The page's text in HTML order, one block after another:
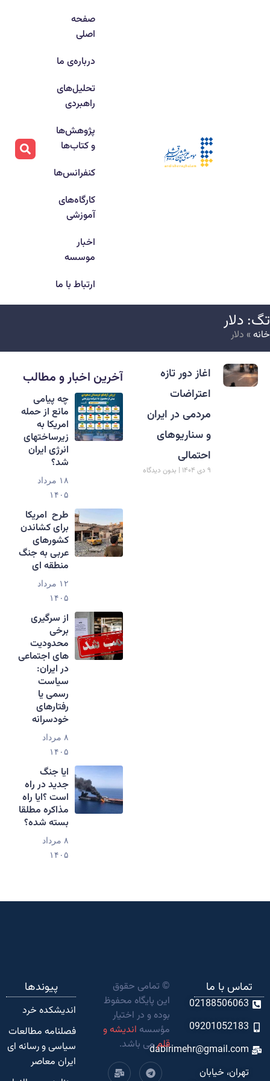
صفحه
اصلی
درباره‌ی ما
تحلیل‌های
راهبردی
پژوهش‌ها
و کتاب‌ها
کنفرانس‌ها
کارگاه‌های
آموزشی
اخبار
موسسه
ارتباط با ما
دلار
» دلار
اغاز دور تازه
اعتراضات
مردمی در ایران
و سناریوهای
احتمالی
۹ دی ۱۴۰۴ بدون دیدگاه
آخرین اخبار و مطالب
‏چه پیامی
مانع از حمله
امریکا به
زیرساختهای
انرژی ایران
شد؟
۱۸ مرداد
۱۴۰۵
طرح امریکا
برای کشاندن
کشورهای
عربی به جنگ
منطقه ای
۱۲ مرداد
۱۴۰۵
از سرگیری
برخی
محدودیت
های اجتماعی
در ایران:
سیاست
رسمی یا
رفتارهای
خودسرانه
۸ مرداد
۱۴۰۵
ایا جنگ
جدید در راه
است ؟ایا راه
مذاکره مطلقا
بسته شده؟
۸ مرداد
۱۴۰۵
تماس با ما
02188506063
09201052183
dabirimehr@gmail.com
تهران، خیابان
© تمامی حقوق
این پایگاه محفوظ
بوده و در اختیار
مؤسسه اندیشه و
قلممی باشد.
پیوندها
اندیشکده‌ خرد
فصلنامه مطالعات
سیاسی و رسانه ای
ایران معاصر